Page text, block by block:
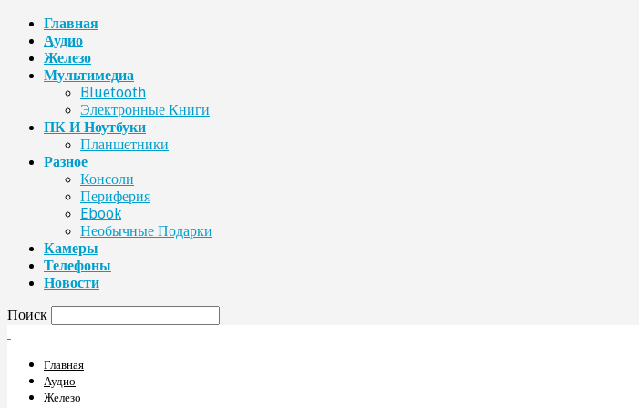
Главная
Аудио
Железо
Мультимедиа
Bluetooth
Электронные Книги
ПК И Ноутбуки
Планшетники
Разное
Консоли
Периферия
Ebook
Необычные Подарки
Камеры
Телефоны
Новости
Поиск
Главная
Аудио
Железо